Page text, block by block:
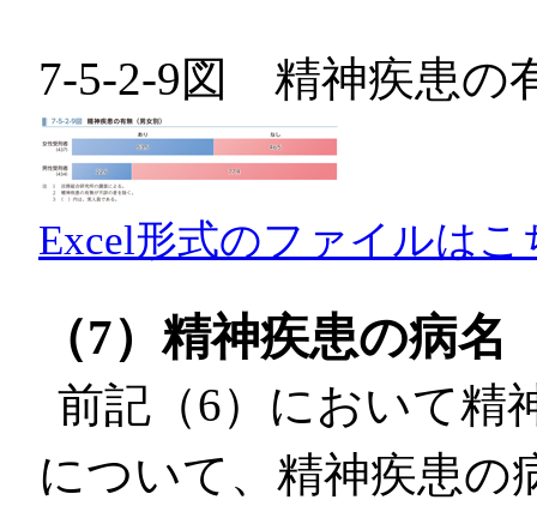
7-5-2-9図 精神疾患の
Excel形式のファイルはこ
（7）精神疾患の病名
前記（6）において精
について、精神疾患の